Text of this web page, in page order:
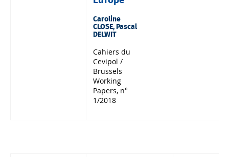
Caroline
CLOSE, Pascal
DELWIT
Cahiers du
Cevipol /
Brussels
Working
Papers, n°
1/2018